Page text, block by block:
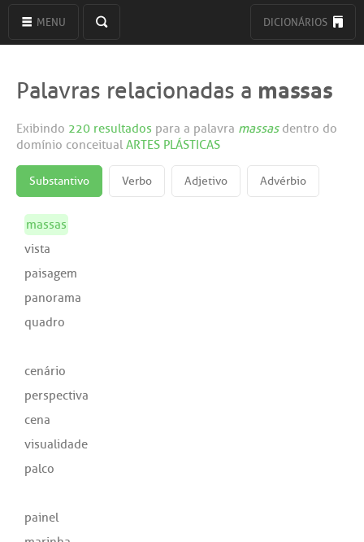
MENU DICIONÁRIOS
Palavras relacionadas a massas
Exibindo 220 resultados para a palavra massasdentro do
domínio conceitual ARTES PLÁSTICAS
Substantivo Verbo Adjetivo Advérbio
massas
vista
paisagem
panorama
quadro
cenário
perspectiva
cena
visualidade
palco
painel